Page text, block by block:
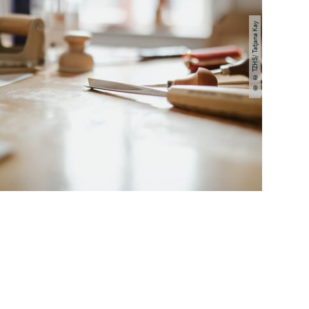
© © TZHS/ Tatjana Kay